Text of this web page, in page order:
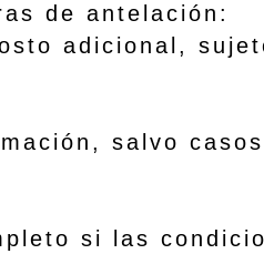
de antelación:
adicional,
salvo casos
si las